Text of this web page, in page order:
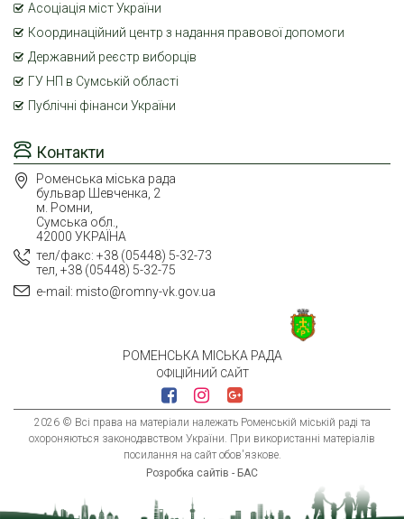
РОМЕНСЬКА МІСЬКА РАДА
ОФІЦІЙНИЙ САЙТ
2026 © Всі права на матеріали належать Роменській міській раді та
охороняються законодавством України. При використанні матеріалів
посилання на сайт обов'язкове.
Розробка сайтів - БАС
Контакти
Роменська міська рада
бульвар Шевченка, 2
м. Ромни,
Сумська обл.,
42000 УКРАЇНА
тел/факс: +38 (05448) 5-32-73
тел, +38 (05448) 5-32-75
e-mail: misto@romny-vk.gov.ua
Асоціація міст України
Координаційний центр з надання правової допомоги
Державний реєстр виборців
ГУ НП в Сумській області
Публічні фінанси України